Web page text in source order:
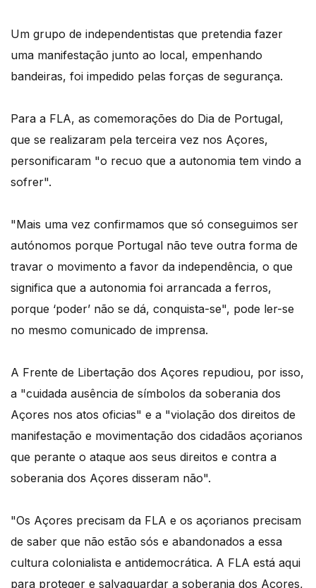
Um grupo de independentistas que pretendia fazer
uma manifestação junto ao local, empenhando
bandeiras, foi impedido pelas forças de segurança.
Para a FLA, as comemorações do Dia de Portugal,
que se realizaram pela terceira vez nos Açores,
personificaram "o recuo que a autonomia tem vindo a
sofrer".
"Mais uma vez confirmamos que só conseguimos ser
autónomos porque Portugal não teve outra forma de
travar o movimento a favor da independência, o que
significa que a autonomia foi arrancada a ferros,
porque ‘poder’ não se dá, conquista-se", pode ler-se
no mesmo comunicado de imprensa.
A Frente de Libertação dos Açores repudiou, por isso,
a "cuidada ausência de símbolos da soberania dos
Açores nos atos oficias" e a "violação dos direitos de
manifestação e movimentação dos cidadãos açorianos
que perante o ataque aos seus direitos e contra a
soberania dos Açores disseram não".
"Os Açores precisam da FLA e os açorianos precisam
de saber que não estão sós e abandonados a essa
cultura colonialista e antidemocrática. A FLA está aqui
para proteger e salvaguardar a soberania dos Açores,